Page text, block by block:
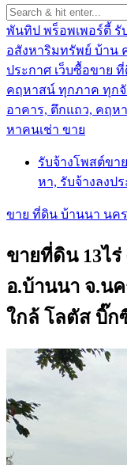
พันทิป พร็อพเพอร์ตี้ รั
อสังหาริมทรัพย์ บ้าน
ประกาศ เว็บซื้อขาย
คฤหาสน์ ทุกภาค ทุกจั
อาคาร, ตึกแถว, คฤห
หาคนเช่า ขาย
รับจ้างโพสต์ขา
หา, รับจ้างลงป
ขาย ที่ดิน บ้านนา นค
ขายที่ดิน 13ไร่
อ.บ้านนา จ.นค
ใกล้ โลตัส บิ๊ก